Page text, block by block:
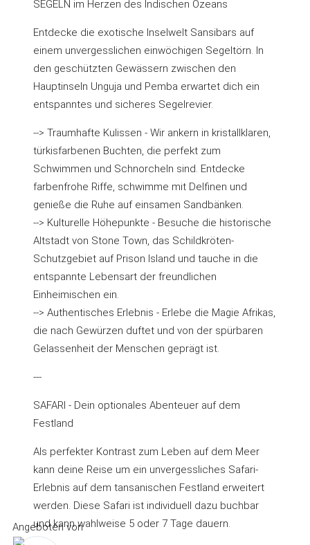
SEGELN im Herzen des Indischen Ozeans
Entdecke die exotische Inselwelt Sansibars auf
einem unvergesslichen einwöchigen Segeltörn. In
den geschützten Gewässern zwischen den
Hauptinseln Unguja und Pemba erwartet dich ein
entspanntes und sicheres Segelrevier.
--> Traumhafte Kulissen - Wir ankern in kristallklaren,
türkisfarbenen Buchten, die perfekt zum
Schwimmen und Schnorcheln sind. Entdecke
farbenfrohe Riffe, schwimme mit Delfinen und
genieße die Ruhe auf einsamen Sandbänken.
--> Kulturelle Höhepunkte - Besuche die historische
Altstadt von Stone Town, das Schildkröten-
Schutzgebiet auf Prison Island und tauche in die
entspannte Lebensart der freundlichen
Einheimischen ein.
--> Authentisches Erlebnis - Erlebe die Magie Afrikas,
die nach Gewürzen duftet und von der spürbaren
Gelassenheit der Menschen geprägt ist.
---
SAFARI - Dein optionales Abenteuer auf dem
Festland
Als perfekter Kontrast zum Leben auf dem Meer
kann deine Reise um ein unvergessliches Safari-
Erlebnis auf dem tansanischen Festland erweitert
werden. Diese Safari ist individuell dazu buchbar
und kann wahlweise 5 oder 7 Tage dauern.
Angeboten von